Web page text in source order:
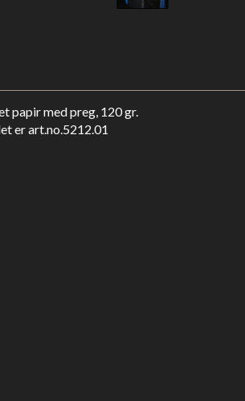
papir med preg, 120 gr.
er art.no.5212.01